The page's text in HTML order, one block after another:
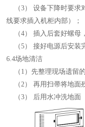
（3） 设备下降时要求
线要求插入机柜内部）；
（4） 插入后套好螺母
（5） 接好电源后安装
6.4场地清洁
（ 1）先整理现场遗留
（2） 再用扫帚将地面
（3） 后用水冲洗地面